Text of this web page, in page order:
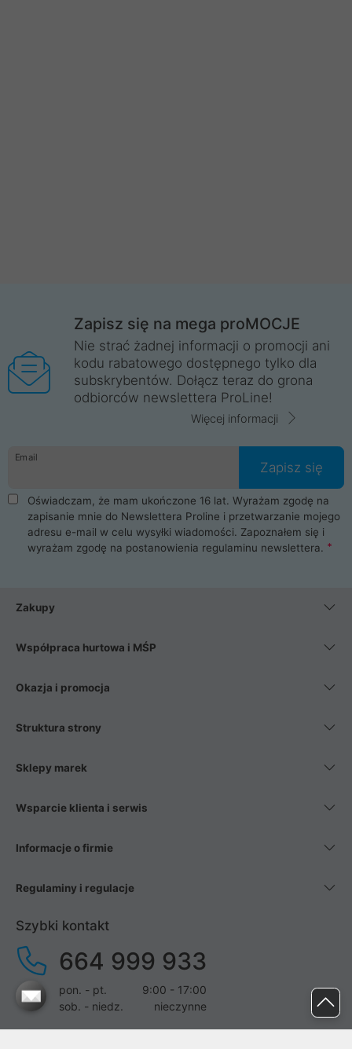
Zapisz się na mega proMOCJE
Nie strać żadnej informacji o promocji ani
kodu rabatowego dostępnego tylko dla
subskrybentów. Dołącz teraz do grona
odbiorców newslettera ProLine!
Więcej informacji
Email
Zapisz się
Oświadczam, że mam ukończone 16 lat. Wyrażam zgodę na
zapisanie mnie do Newslettera Proline i przetwarzanie mojego
adresu e-mail w celu wysyłki wiadomości. Zapoznałem się i
wyrażam zgodę na postanowienia regulaminu newslettera.
Zakupy
Współpraca hurtowa i MŚP
Okazja i promocja
Struktura strony
Sklepy marek
Wsparcie klienta i serwis
Informacje o firmie
Regulaminy i regulacje
Szybki kontakt
664 999 933
pon. - pt.
9:00 - 17:00
sob. - niedz.
nieczynne